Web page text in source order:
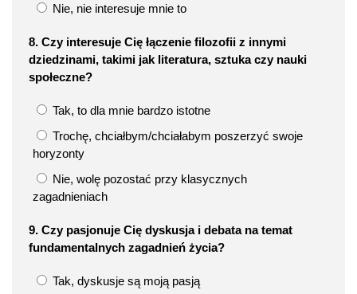
Nie, nie interesuje mnie to
8. Czy interesuje Cię łączenie filozofii z innymi
dziedzinami, takimi jak literatura, sztuka czy nauki
społeczne?
Tak, to dla mnie bardzo istotne
Trochę, chciałbym/chciałabym poszerzyć swoje
horyzonty
Nie, wolę pozostać przy klasycznych
zagadnieniach
9. Czy pasjonuje Cię dyskusja i debata na temat
fundamentalnych zagadnień życia?
Tak, dyskusje są moją pasją